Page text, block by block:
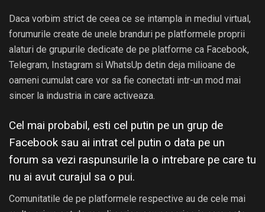
Daca vorbim strict de ceea ce se intampla in mediul virtual,
forumurile create de unele branduri pe platformele proprii
alaturi de grupurile dedicate de pe platforme ca Facebook,
Telegram, Instagram si WhatsUp detin deja milioane de
oameni cumulat care vor sa fie conectati intr-un mod mai
sincer la industria in care activeaza.
Cel mai probabil, esti cel putin pe un grup de
Facebook sau ai intrat cel putin o data pe un
forum sa vezi raspunsurile la o intrebare pe care tu
nu ai avut curajul sa o pui.
Comunitatile de pe platformele respective au de cele mai